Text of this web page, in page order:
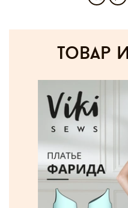
товар